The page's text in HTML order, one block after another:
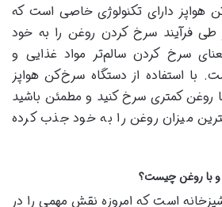
هواپز دارای تکنولوژی خاصی است که
فرآیند سرخ کردن روغن را به خود
سرخ کردن سالم‌تر مواد غذایی و
استفاده از دستگاه سرخ‌کن هواپز
روغن کمتری سرخ کنید و مطمئن باشید
میزان روغن را به خود جذب کرده
با روغن چیست؟
است که امروزه نقش مهمی را در